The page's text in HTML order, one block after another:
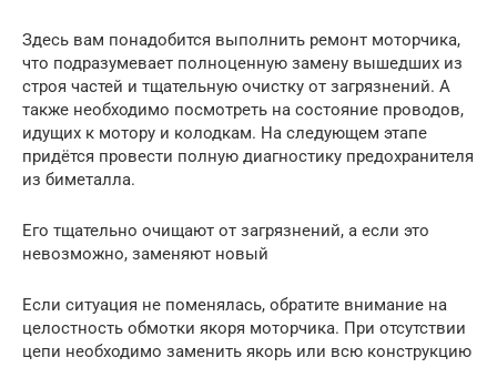
Здесь вам понадобится выполнить ремонт моторчика,
что подразумевает полноценную замену вышедших из
строя частей и тщательную очистку от загрязнений. А
также необходимо посмотреть на состояние проводов,
идущих к мотору и колодкам. На следующем этапе
придётся провести полную диагностику предохранителя
из биметалла.
Его тщательно очищают от загрязнений, а если это
невозможно, заменяют новый
Если ситуация не поменялась, обратите внимание на
целостность обмотки якоря моторчика. При отсутствии
цепи необходимо заменить якорь или всю конструкцию